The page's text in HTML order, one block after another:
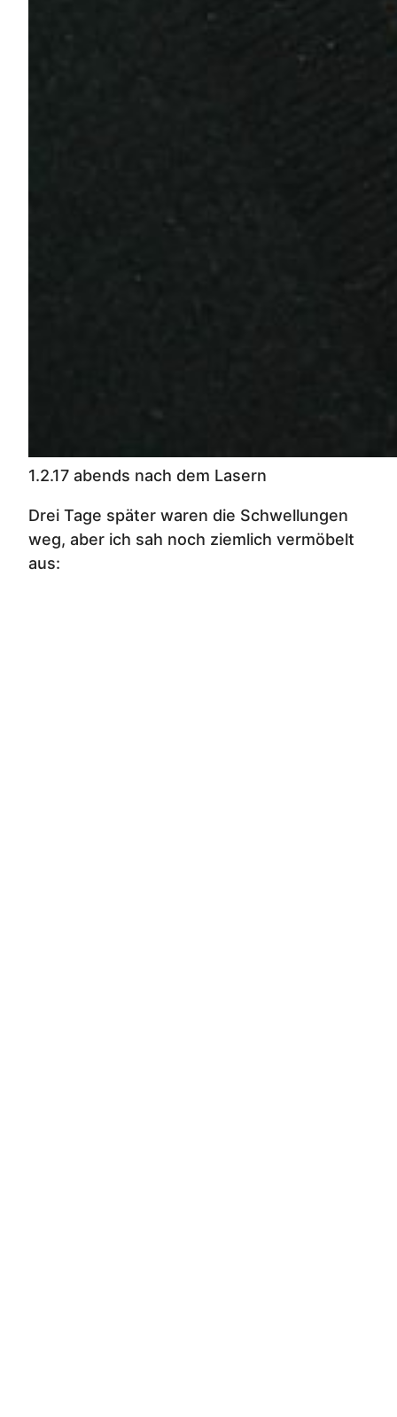
1.2.17 abends nach dem Lasern
Drei Tage später waren die Schwellungen
weg, aber ich sah noch ziemlich vermöbelt
aus: